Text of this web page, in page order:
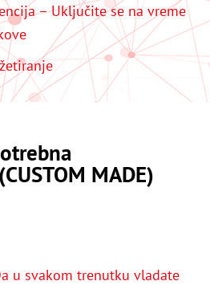
– Uključite se na vreme
MADE)
u svakom trenutku vladate